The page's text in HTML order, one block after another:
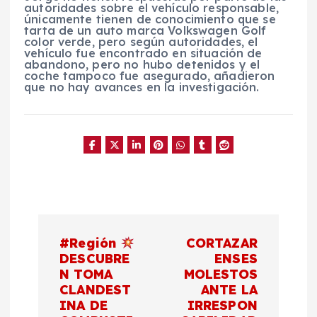
autoridades sobre el vehículo responsable,
únicamente tienen de conocimiento que se
tarta de un auto marca Volkswagen Golf
color verde, pero según autoridades, el
vehículo fue encontrado en situación de
abandono, pero no hubo detenidos y el
coche tampoco fue asegurado, añadieron
que no hay avances en la investigación.
#Región
DESCUBRE
N TOMA
CLANDEST
INA DE
CORTAZAR
ENSES
MOLESTOS
ANTE LA
IRRESPON